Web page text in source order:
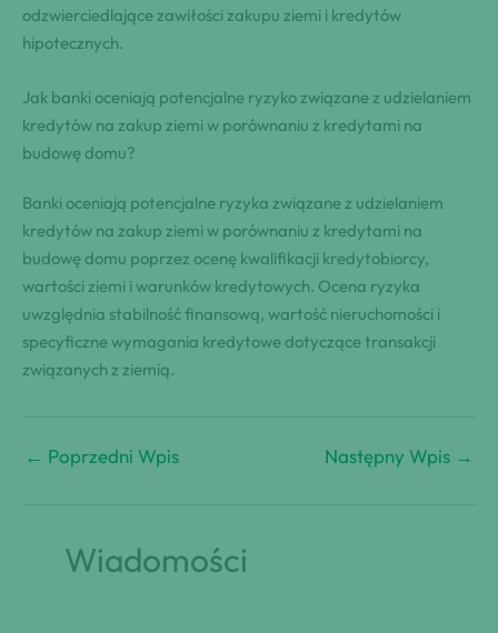
odzwierciedlające zawiłości zakupu ziemi i kredytów
hipotecznych.
Jak banki oceniają potencjalne ryzyko związane z udzielaniem
kredytów na zakup ziemi w porównaniu z kredytami na
budowę domu?
Banki oceniają potencjalne ryzyka związane z udzielaniem
kredytów na zakup ziemi w porównaniu z kredytami na
budowę domu poprzez ocenę kwalifikacji kredytobiorcy,
wartości ziemi i warunków kredytowych. Ocena ryzyka
uwzględnia stabilność finansową, wartość nieruchomości i
specyficzne wymagania kredytowe dotyczące transakcji
związanych z ziemią.
← Poprzedni Wpis Następny Wpis →
Wiadomości